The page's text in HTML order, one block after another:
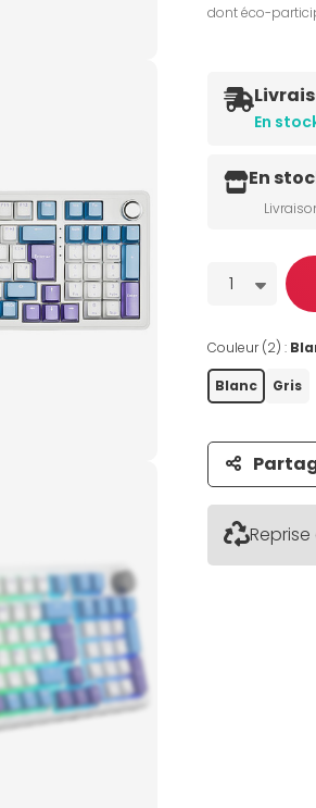
dont éco-
En
En
Quantité
1
Couleur (2) :
Blanc Gris